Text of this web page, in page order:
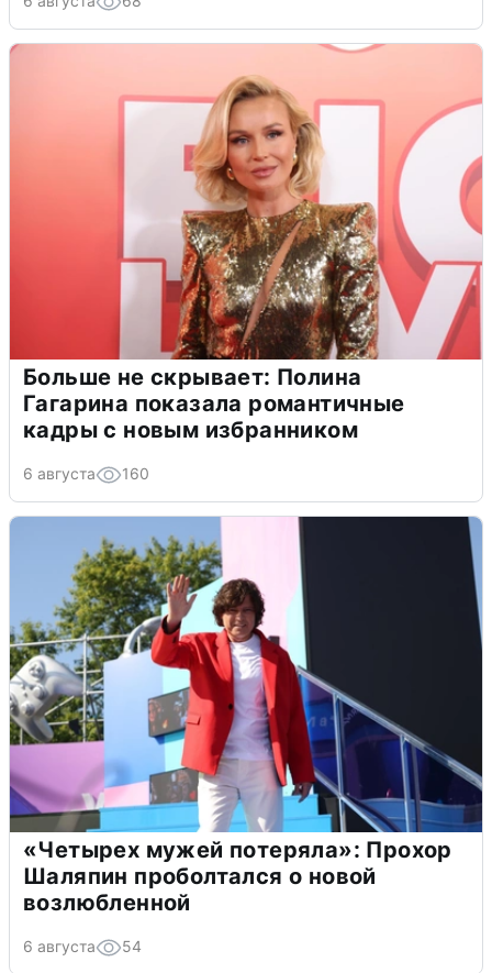
Больше не скрывает: Полина
Гагарина показала романтичные
кадры с новым избранником
6 августа 160
«Четырех мужей потеряла»: Прохор
Шаляпин проболтался о новой
возлюбленной
6 августа 54